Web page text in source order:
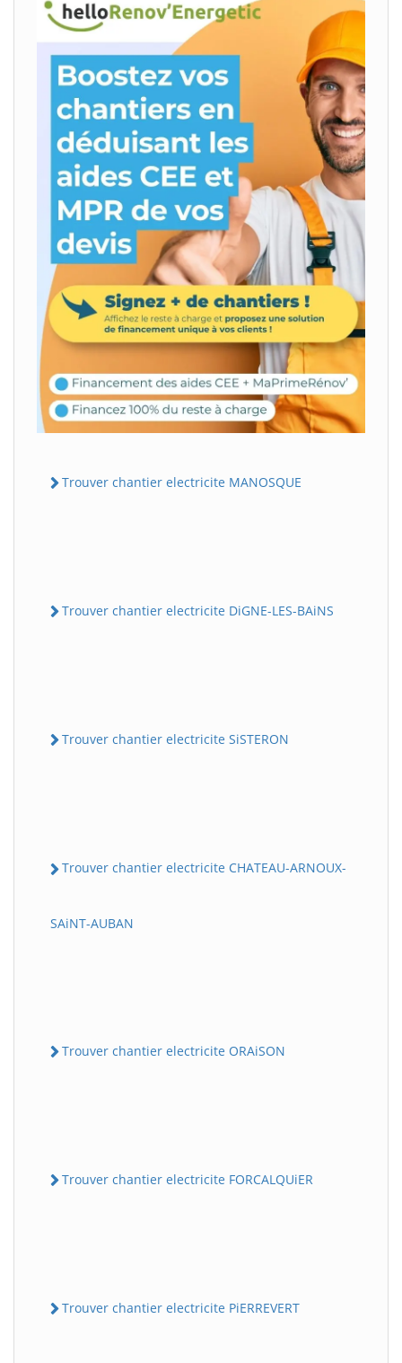
Trouver chantier electricite MANOSQUE
Trouver chantier electricite DiGNE-LES-BAiNS
Trouver chantier electricite SiSTERON
Trouver chantier electricite CHATEAU-ARNOUX-
SAiNT-AUBAN
Trouver chantier electricite ORAiSON
Trouver chantier electricite FORCALQUiER
Trouver chantier electricite PiERREVERT